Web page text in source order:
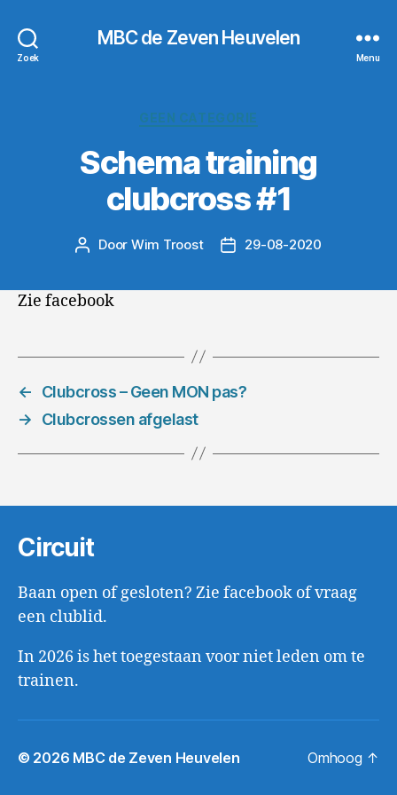
Zoek
MBC de Zeven Heuvelen
Menu
Categorieën
GEEN CATEGORIE
Schema training
clubcross #1
Berichtauteur
Door Wim Troost Berichtdatum
29-08-2020
Zie facebook
←
Clubcross – Geen MON pas?
→
Clubcrossen afgelast
Circuit
Baan open of gesloten? Zie facebook of vraag
een clublid.
In 2026 is het toegestaan voor niet leden om te
trainen.
© 2026 MBC de Zeven Heuvelen Omhoog ↑